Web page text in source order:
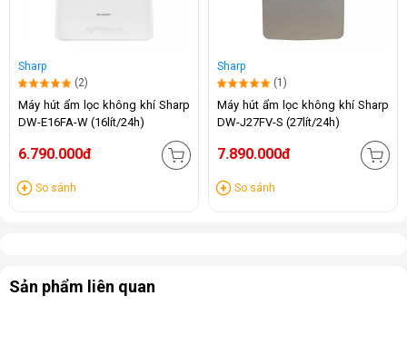
Sharp
(2)
Máy hút ẩm lọc không khí Sharp
DW-E16FA-W (16lít/24h)
6.790.000đ
So sánh
Sharp
(1)
Máy hút ẩm lọc không khí Sharp
DW-J27FV-S (27lít/24h)
7.890.000đ
So sánh
Sản phẩm liên quan